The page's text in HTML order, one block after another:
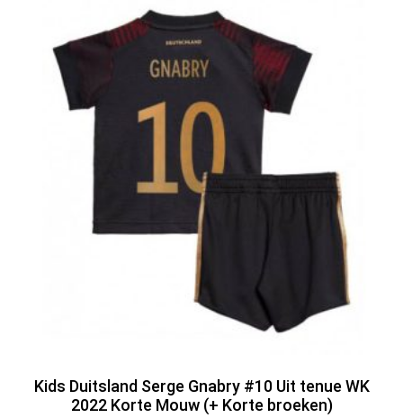
Kids Duitsland Serge Gnabry #10 Uit tenue WK
2022 Korte Mouw (+ Korte broeken)